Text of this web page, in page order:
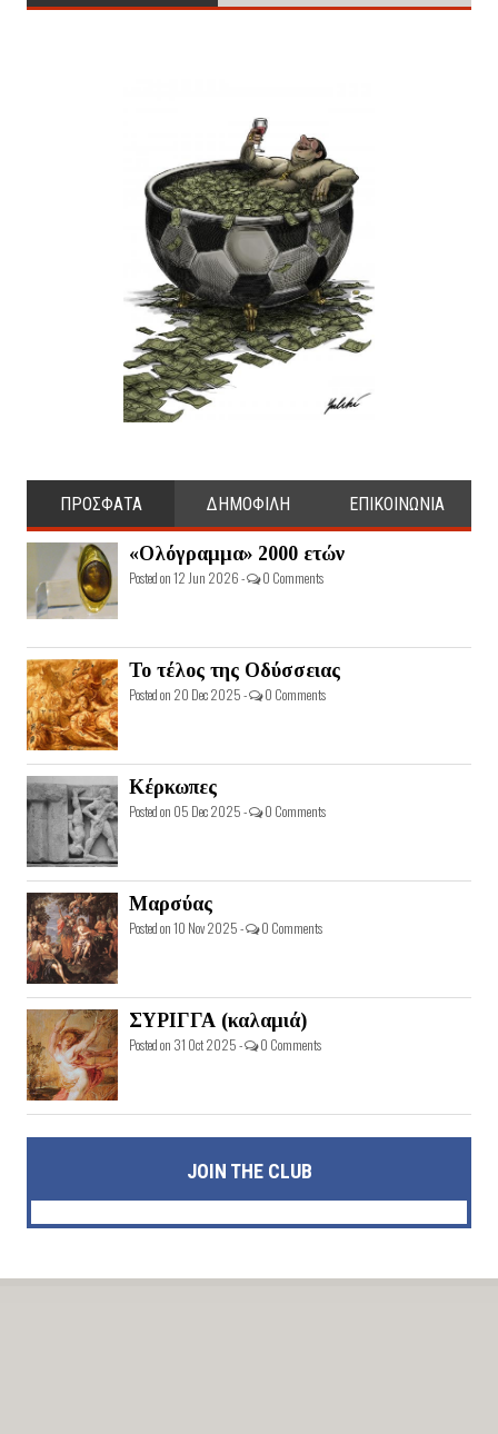
ΠΡΟΣΦΑΤΑ ΔΗΜΟΦΙΛΗ ΕΠΙΚΟΙΝΩΝΙΑ
«Ολόγραμμα» 2000 ετών
Posted on 12 Jun 2026 - 0 Comments
Το τέλος της Οδύσσειας
Posted on 20 Dec 2025 - 0 Comments
Κέρκωπες
Posted on 05 Dec 2025 - 0 Comments
Μαρσύας
Posted on 10 Nov 2025 - 0 Comments
ΣΥΡΙΓΓΑ (καλαμιά)
Posted on 31 Oct 2025 - 0 Comments
JOIN THE CLUB